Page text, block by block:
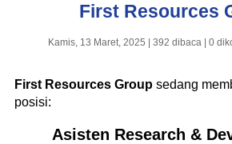
First Resources
Kamis, 13 Maret, 2025 | 392 dibaca | 0
First Resources Group sedang
posisi:
Asisten Research &